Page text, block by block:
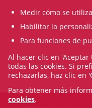
Medir cómo se
Habilitar la
Para funciones de
Al hacer clic en
todas las cookies. Si
rechazarlas, haz clic en
Para obtener más
cookies.